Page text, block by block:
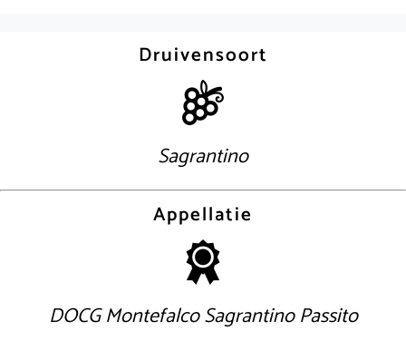
Druivensoort
Sagrantino
Appellatie
DOCG Montefalco Sagrantino Passito